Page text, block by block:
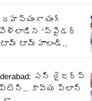
రహస్యంగా యంగ్
‘స్పైడర్
టామ్ హాలండ్..
సన్ రైజర్స్
కావ్య ప్లాన్